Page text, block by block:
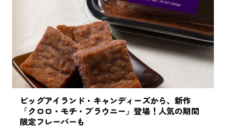
ビッグアイランド・キャンディーズから、新作
「クロロ・モチ・ブラウニー」登場！人気の期間
限定フレーバーも